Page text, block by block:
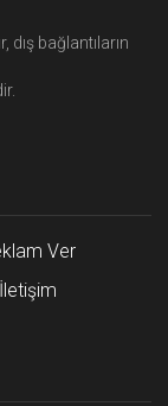
dış bağlantıların
Ver
İletişim